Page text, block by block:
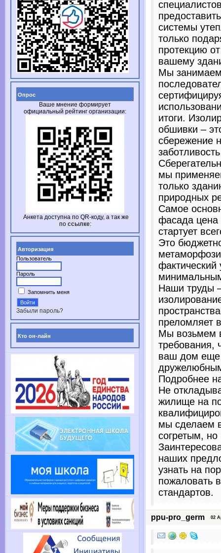
Опрос
Ваше мнение формирует
официальный рейтинг организации:
Анкета доступна по QR-коду, а так же
по ссылке:
Авторизация
Пользователь
Пароль
Запомнить меня
Забыли пароль?
Кто он-лайн
системы
только
протекцию
вашему
Мы
итоги.
обшивки –
сбережение
мы
только
природных
Самое
фасада цена
стартует
Это
Наши труды
преломляет
Мы возьмем
требования,
ваш дом
Подробнее
Не
жилище на
мы сделаем
согретым,
наших
узнать на
пожаловать
стандартов.
ppu-pro_germ 02